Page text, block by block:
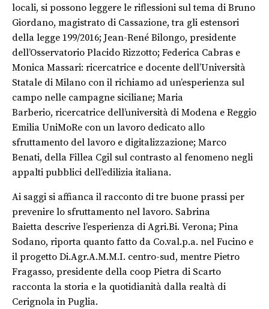
locali, si possono leggere le riflessioni sul tema di Bruno
Giordano, magistrato di Cassazione, tra gli estensori
della legge 199/2016; Jean-René Bilongo, presidente
dell’Osservatorio Placido Rizzotto; Federica Cabras e
Monica Massari: ricercatrice e docente dell’Università
Statale di Milano con il richiamo ad un’esperienza sul
campo nelle campagne siciliane; Maria
Barberio, ricercatrice dell’università di Modena e Reggio
Emilia UniMoRe con un lavoro dedicato allo
sfruttamento del lavoro e digitalizzazione; Marco
Benati, della Fillea Cgil sul contrasto al fenomeno negli
appalti pubblici dell’edilizia italiana.
Ai saggi si affianca il racconto di tre buone prassi per
prevenire lo sfruttamento nel lavoro. Sabrina
Baietta descrive l’esperienza di Agri.Bi. Verona; Pina
Sodano, riporta quanto fatto da Co.val.p.a. nel Fucino e
il progetto Di.Agr.A.M.M.I. centro-sud, mentre Pietro
Fragasso, presidente della coop Pietra di Scarto
racconta la storia e la quotidianità dalla realtà di
Cerignola in Puglia.